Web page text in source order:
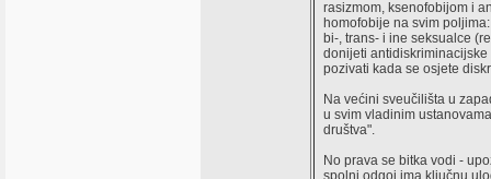
rasizmom, ksenofobijom i
homofobije na svim
bi-, trans- i ine seksualce
donijeti
pozivati kada se osjete
Na većini sveučilišta u
u svim vladinim
društva".
No prava se bitka vodi -
spolni odgoj ima ključnu